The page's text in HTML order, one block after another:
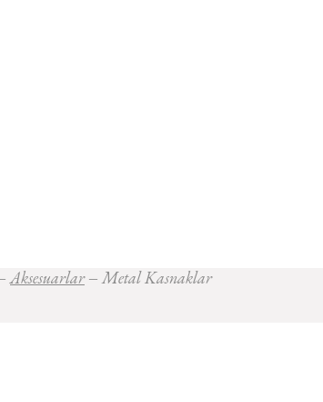
Aksesuarlar Metal Kasnaklar